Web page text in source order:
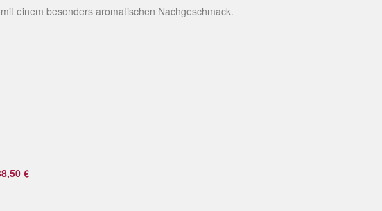
einem besonders aromatischen Nachgeschmack.
€